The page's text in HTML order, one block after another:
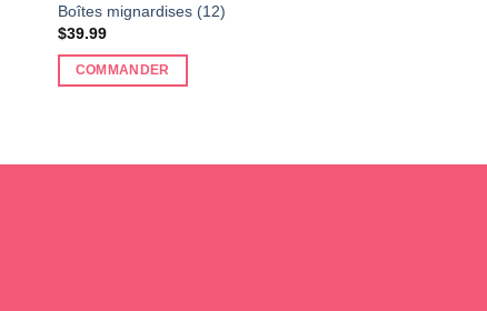
Boîtes mignardises (12)
$39.99
COMMANDER